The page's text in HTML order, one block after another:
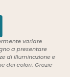
variare
a presentare
di illuminazione e
dei colori. Grazie